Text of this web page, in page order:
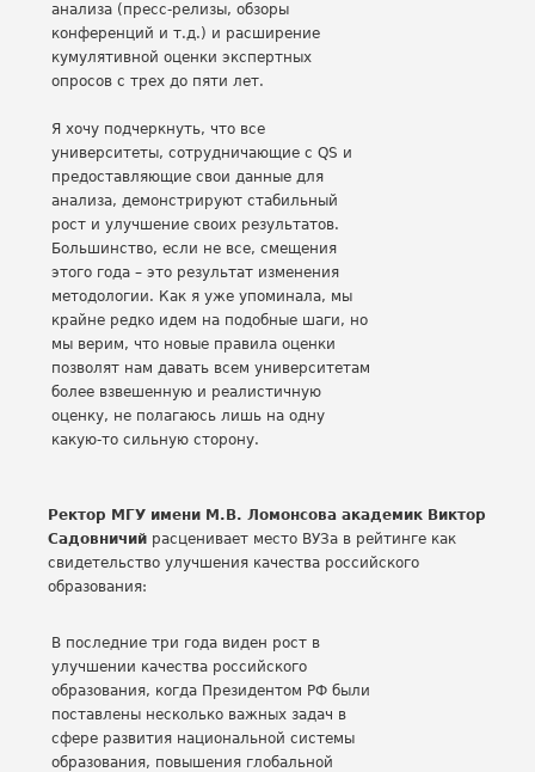
анализа (пресс-релизы, обзоры
конференций и т.д.) и расширение
кумулятивной оценки экспертных
опросов с трех до пяти лет.
Я хочу подчеркнуть, что все
университеты, сотрудничающие с QS и
предоставляющие свои данные для
анализа, демонстрируют стабильный
рост и улучшение своих результатов.
Большинство, если не все, смещения
этого года – это результат изменения
методологии. Как я уже упоминала, мы
крайне редко идем на подобные шаги, но
мы верим, что новые правила оценки
позволят нам давать всем университетам
более взвешенную и реалистичную
оценку, не полагаюсь лишь на одну
какую-то сильную сторону.
Ректор МГУ имени М.В. Ломонсова академик Виктор
Садовничий расценивает место ВУЗа в рейтинге как
свидетельство улучшения качества российского
образования:
В последние три года виден рост в
улучшении качества российского
образования, когда Президентом РФ были
поставлены несколько важных задач в
сфере развития национальной системы
образования, повышения глобальной